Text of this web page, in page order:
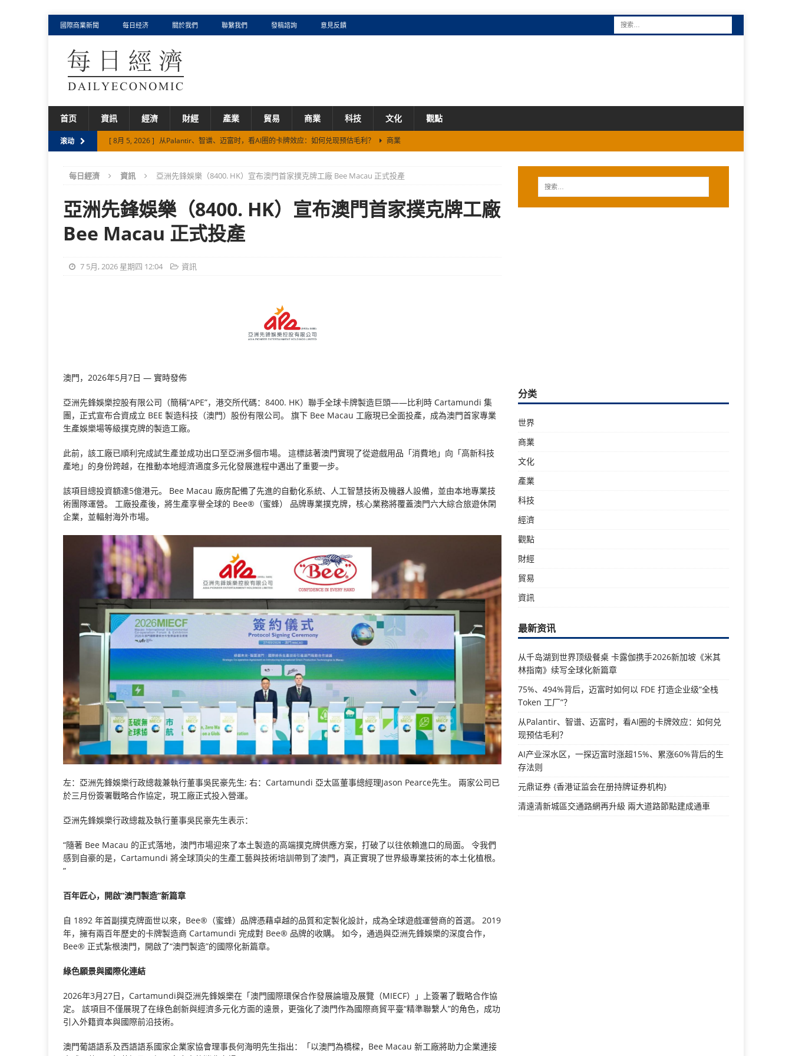
國際商業新聞 每日经济 關於我們 聯繫我們 發稿諮詢 意見反饋
首页 資訊 經濟 財經 產業 貿易 商業 科技 文化 觀點
滚动 [ 8月 5, 2026 ] 从Palantir、智谱、迈富时，看AI圈的卡牌效应：如何兑现预估毛利？
商業
[ 7月 30, 2026 ] 元鼎证券 {香港证监会在册持牌证券机构}
商業
[ 8月 6, 2026 ] 从千岛湖到世界顶级餐桌 卡露伽携手2026新加坡《米其林指南》续写全球化新篇章
商業
[ 8月 5, 2026 ] 75%、494%背后，迈富时如何以 FDE 打造企业级“全栈 Token 工厂”？ 商業
每日經濟 資訊 亞洲先鋒娛樂（8400. HK）宣布澳門首家撲克牌工廠 Bee Macau 正式投產
亞洲先鋒娛樂（8400. HK）宣布澳門首家撲克牌工廠
Bee Macau 正式投產
7 5月, 2026 星期四 12:04 資訊
澳門，2026年5月7日 — 實時發佈
亞洲先鋒娛樂控股有限公司（簡稱“APE”，港交所代碼：8400. HK）聯手全球卡牌製造巨頭——比利時 Cartamundi 集
團，正式宣布合資成立 BEE 製造科技（澳門）股份有限公司。 旗下 Bee Macau 工廠現已全面投產，成為澳門首家專業
生產娛樂場等級撲克牌的製造工廠。
此前，該工廠已順利完成試生產並成功出口至亞洲多個市場。 這標誌著澳門實現了從遊戲用品「消費地」向「高新科技
產地」的身份跨越，在推動本地經濟適度多元化發展進程中邁出了重要一步。
該項目總投資額達5億港元。 Bee Macau 廠房配備了先進的自動化系統、人工智慧技術及機器人設備，並由本地專業技
術團隊運營。 工廠投產後，將生產享譽全球的 Bee®（蜜蜂） 品牌專業撲克牌，核心業務將覆蓋澳門六大綜合旅遊休閑
企業，並輻射海外市場。
左：亞洲先鋒娛樂行政總裁兼執行董事吳民豪先生; 右：Cartamundi 亞太區董事總經理Jason Pearce先生。 兩家公司已
於三月份簽署戰略合作協定，現工廠正式投入營運。
亞洲先鋒娛樂行政總裁及執行董事吳民豪先生表示：
“隨著 Bee Macau 的正式落地，澳門市場迎來了本土製造的高端撲克牌供應方案，打破了以往依賴進口的局面。 令我們
感到自豪的是，Cartamundi 將全球頂尖的生產工藝與技術培訓帶到了澳門，真正實現了世界級專業技術的本土化植根。
”
百年匠心，開啟“澳門製造”新篇章
自 1892 年首副撲克牌面世以來，Bee®（蜜蜂）品牌憑藉卓越的品質和定製化設計，成為全球遊戲運營商的首選。 2019
年，擁有兩百年歷史的卡牌製造商 Cartamundi 完成對 Bee® 品牌的收購。 如今，通過與亞洲先鋒娛樂的深度合作，
Bee® 正式紮根澳門，開啟了“澳門製造”的國際化新篇章。
綠色願景與國際化連結
2026年3月27日，Cartamundi與亞洲先鋒娛樂在「澳門國際環保合作發展論壇及展覽（MIECF）」上簽署了戰略合作協
定。 該項目不僅展現了在綠色創新與經濟多元化方面的遠景，更強化了澳門作為國際商貿平臺“精準聯繫人”的角色，成功
引入外籍資本與國際前沿技術。
澳門葡語語系及西語語系國家企業家協會理事長何海明先生指出：「以澳門為橋樑，Bee Macau 新工廠將助力企業連接
分类
世界
商業
文化
產業
科技
經濟
觀點
財經
貿易
資訊
最新资讯
从千岛湖到世界顶级餐桌 卡露伽携手2026新加坡《米其
林指南》续写全球化新篇章
75%、494%背后，迈富时如何以 FDE 打造企业级“全栈
Token 工厂”？
从Palantir、智谱、迈富时，看AI圈的卡牌效应：如何兑
现预估毛利？
AI产业深水区，一探迈富时涨超15%、累涨60%背后的生
存法则
元鼎证券 {香港证监会在册持牌证券机构}
清遠清新城區交通路網再升級 兩大道路節點建成通車